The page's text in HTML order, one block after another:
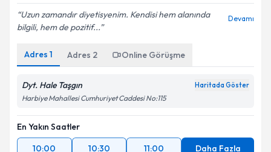
Uzun zamandır diyetisyenim. Kendisi hem alanında
bilgili, hem de pozitif...
Devamı
Adres 1 Adres 2 Online Görüşme
Dyt. Hale Taşgın Haritada Göster
Harbiye Mahallesi Cumhuriyet Caddesi No:115
En Yakın Saatler
10:00
10:30 11:00 Daha Fazla